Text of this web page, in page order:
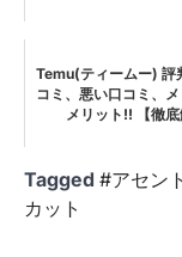
Temu(ティームー) 評
コミ、悪い口コミ、
メリット!! 【徹底
Tagged #アセン
カット